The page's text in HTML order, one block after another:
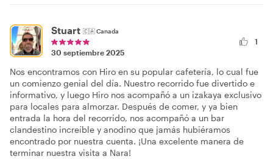
Stuart 🇨🇦Canada
30 septiembre 2025
1
Nos encontramos con Hiro en su popular cafetería, lo cual fue
un comienzo genial del día. Nuestro recorrido fue divertido e
informativo, y luego Hiro nos acompañó a un izakaya exclusivo
para locales para almorzar. Después de comer, y ya bien
entrada la hora del recorrido, nos acompañó a un bar
clandestino increíble y anodino que jamás hubiéramos
encontrado por nuestra cuenta. ¡Una excelente manera de
terminar nuestra visita a Nara!